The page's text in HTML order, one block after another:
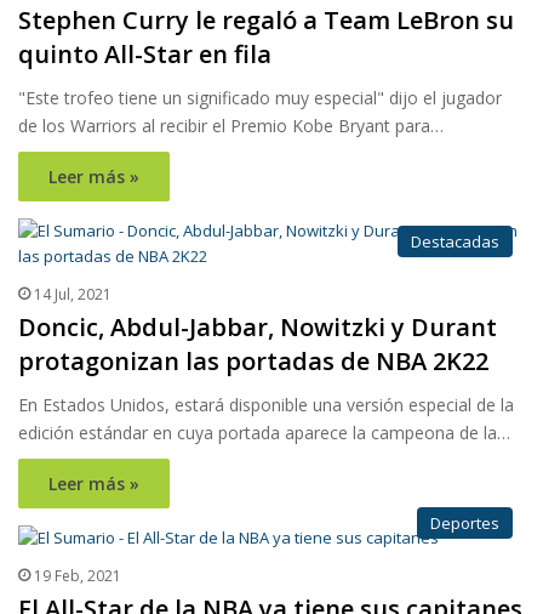
Stephen Curry le regaló a Team LeBron su
quinto All-Star en fila
"Este trofeo tiene un significado muy especial" dijo el jugador
de los Warriors al recibir el Premio Kobe Bryant para…
Leer más »
Destacadas
14 Jul, 2021
Doncic, Abdul-Jabbar, Nowitzki y Durant
protagonizan las portadas de NBA 2K22
En Estados Unidos, estará disponible una versión especial de la
edición estándar en cuya portada aparece la campeona de la…
Leer más »
Deportes
19 Feb, 2021